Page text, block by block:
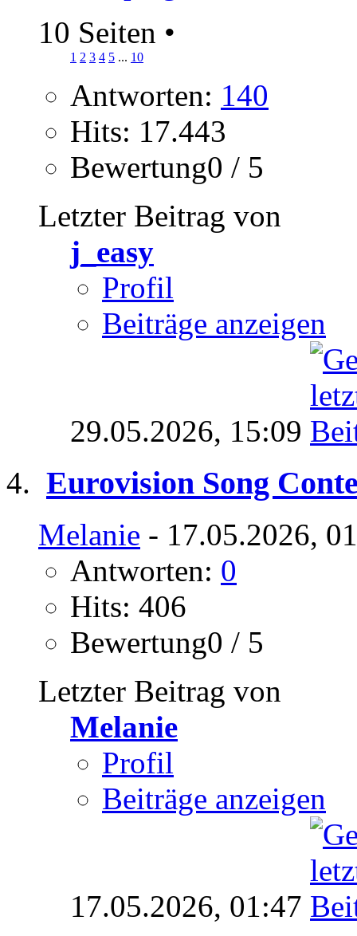
10 Seiten •
1 2 3 4 5 ... 10
Antworten: 140
Hits: 17.443
Bewertung0 / 5
Letzter Beitrag von
j_easy
Profil
Beiträge anzeigen
29.05.2026, 15:09
Eurovision Song
Melanie - 17.05.2026,
Antworten: 0
Hits: 406
Bewertung0 / 5
Letzter Beitrag von
Melanie
Profil
Beiträge anzeigen
17.05.2026, 01:47